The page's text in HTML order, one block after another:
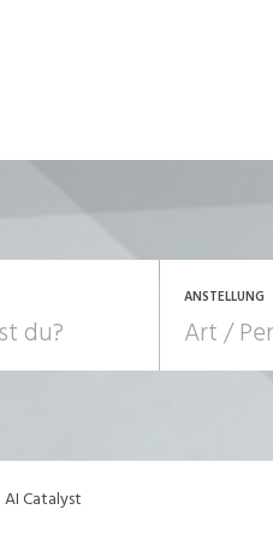
ANSTELLUNG
Consulting, Human Resources
AI Catalyst